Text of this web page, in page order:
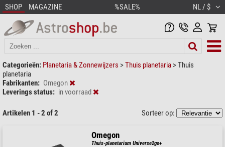
SHOP MAGAZINE %SALE% NL / $
Categorieën: Planetaria & Zonnewijzers >Thuis planetaria >Thuis
planetaria
Fabrikanten: Omegon
Leverings status: in voorraad
Artikelen 1 - 2 of 2 Sorteer op:
Omegon
Thuis-planetarium Universe2go+